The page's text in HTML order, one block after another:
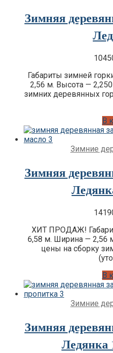
Зимняя
Габариты зимней
2,56 м. Высота —
зимних деревянных
В
Зимние
Зимняя
ХИТ ПРОДАЖ!
6,58 м. Ширина — 2,56
цены на сборку
В
Зимние
Зимняя
Ледянка